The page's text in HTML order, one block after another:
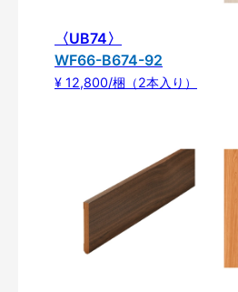
〈UB74〉
WF66-B674-92
¥ 12,800/梱（2本入り）